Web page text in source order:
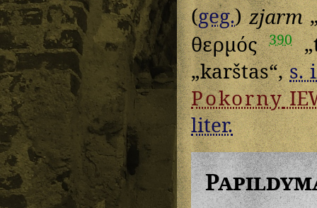
(geg.)zjarm
θερμός
390
„karštas“,s.
Pokorny
liter.